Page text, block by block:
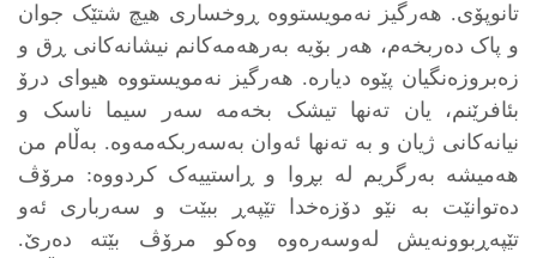
تانوپۆی. هەرگیز نەمویستووە ڕوخساری هیچ شتێک جوان
و پاک دەربخەم، هەر بۆیە بەرهەمەکانم نیشانەکانی ڕق و
زەبروزەنگیان پێوە دیارە. هەرگیز نەمویستووە هیوای درۆ
بئافرێنم، یان تەنها تیشک بخەمە سەر سیما ناسک و
نیانەکانی ژیان و بە تەنها ئەوان بەسەربکەمەوە. بەڵام من
هەمیشە بەرگریم لە بڕوا و ڕاستییەک کردووە: مرۆڤ
دەتوانێت بە نێو دۆزەخدا تێپەڕ ببێت و سەرباری ئەو
تێپەڕبوونەیش لەوسەرەوە وەکو مرۆڤ بێتە دەرێ.